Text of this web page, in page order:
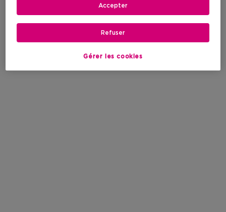
Gérer les cookies
Refuser
Accepter